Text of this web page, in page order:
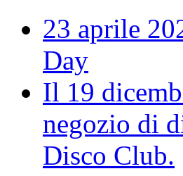
23 aprile
Day
Il 19
negozio di
Disco Club.